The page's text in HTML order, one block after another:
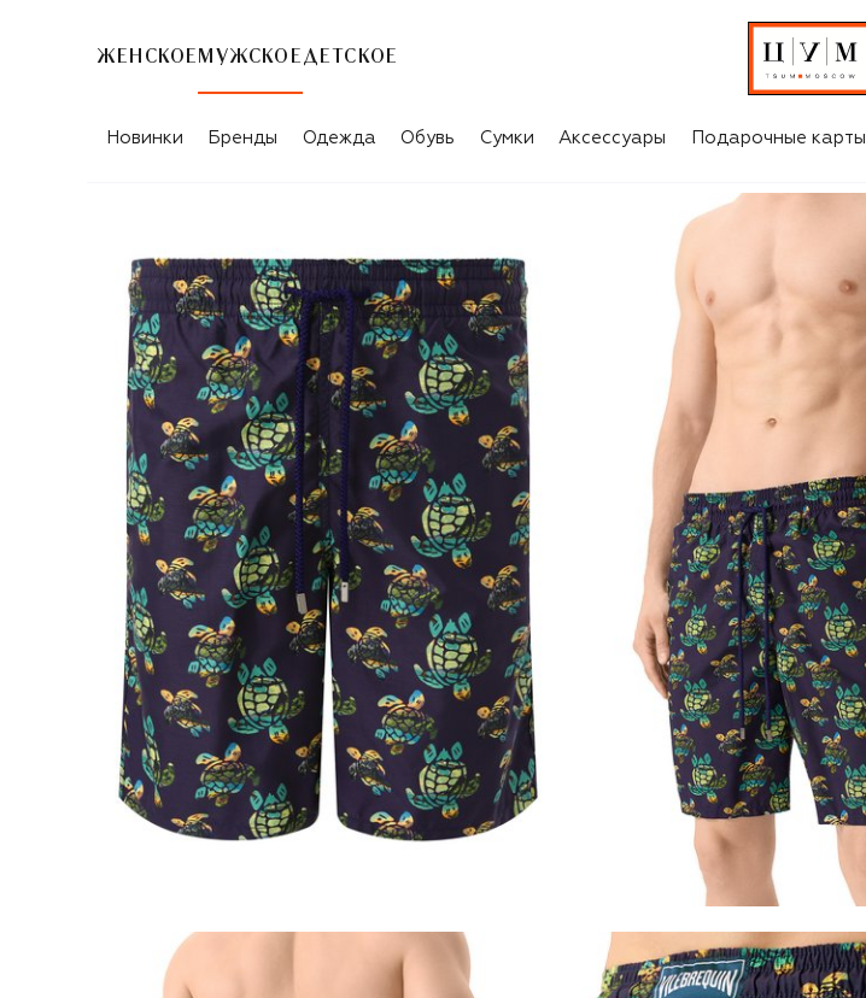
ЖЕНСКОЕ МУЖСКОЕ ДЕТСКОЕ
Новинки Бренды Одежда Обувь Сумки Аксессуары Подарочные карты